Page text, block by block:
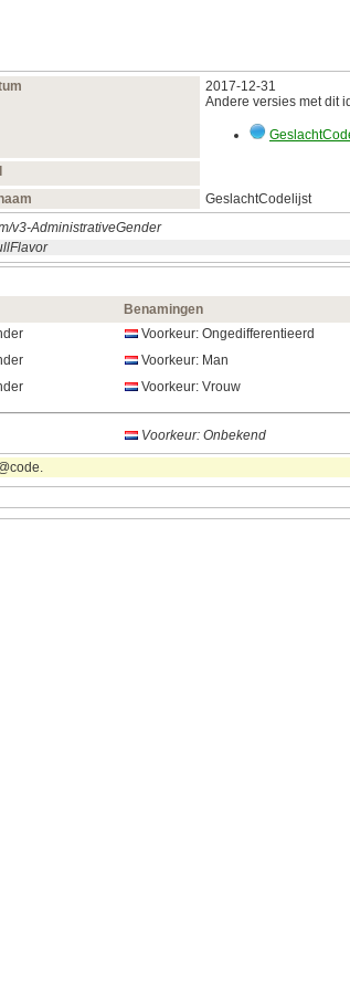
2017‑12‑31
Andere versies met dit
GeslachtCodelijst
v3-AdministrativeGender
Benamingen
Voorkeur: Ongedifferentieerd
Voorkeur: Man
Voorkeur: Vrouw
Voorkeur: Onbekend